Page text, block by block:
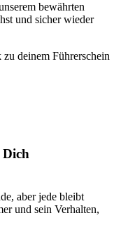
bewährten
und sicher wieder
deinem Führerschein
Dich
aber jede bleibt
und sein Verhalten,